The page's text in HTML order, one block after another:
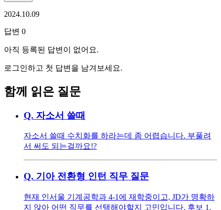
2024.10.09
답변 0
아직 등록된 답변이 없어요.
로그인하고 첫 답변을 남겨보세요.
함께 읽은 질문
Q. 자소서 쓸때
자소서 쓸때 수치화를 하라는데 좀 어렵습니다. 부풀려
서 써도 되는걸까요!?
Q. 기아 전환형 인턴 직무 질문
현재 인서울 기계공학과 4-1에 재학중이고, JD가 명확하
지 않아 어떤 직무를 선택해야할지 고민입니다. 후보 1.